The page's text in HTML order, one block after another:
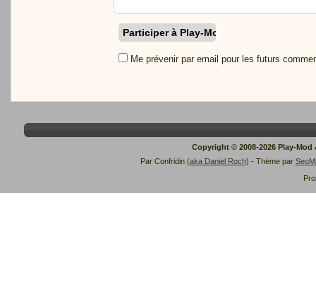
Me prévenir par email pour les futurs
Copyright © 2008-2026 Play-
Par Confridin (aka Daniel Roch) - Thème par